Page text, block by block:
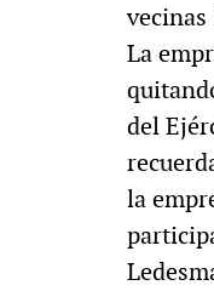
vecinas
La
del
la